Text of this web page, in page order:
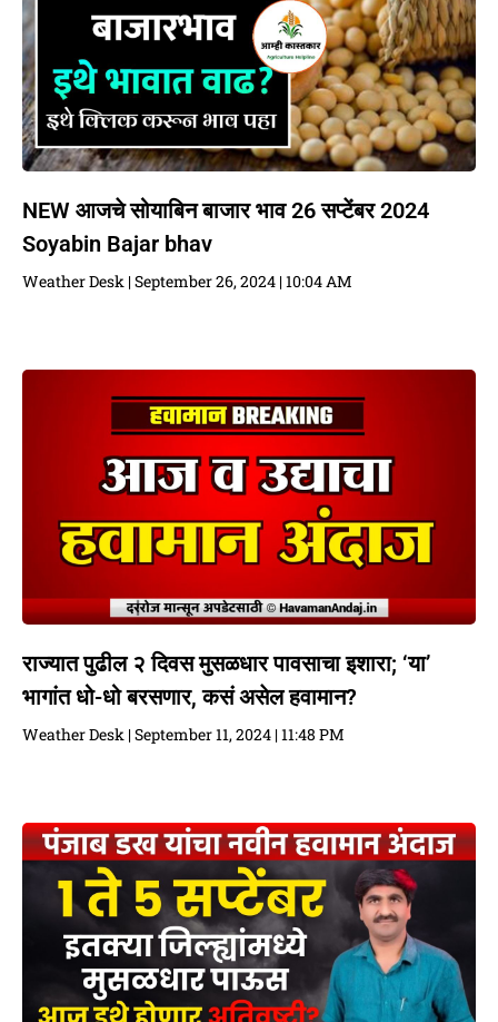
NEW आजचे सोयाबिन बाजार भाव 26 सप्टेंबर 2024
Soyabin Bajar bhav
Weather Desk September 26, 2024 10:04 AM
राज्यात पुढील २ दिवस मुसळधार पावसाचा इशारा; ‘या’
भागांत धो-धो बरसणार, कसं असेल हवामान?
Weather Desk September 11, 2024 11:48 PM